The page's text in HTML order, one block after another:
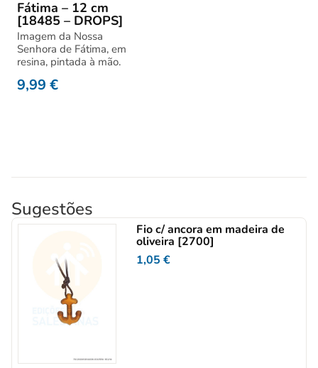
Fátima – 12 cm
[18485 – DROPS]
Imagem da Nossa
Senhora de Fátima, em
resina, pintada à mão.
9,99 €
Sugestões
Fio c/ ancora em madeira de
oliveira [2700]
1,05€